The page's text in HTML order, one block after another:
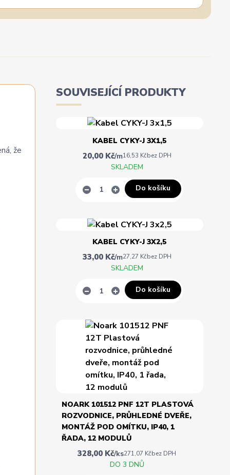
že
SOUVISEJÍCÍ PRODUKTY
KABEL CYKY-J 3X1,5
20,00 Kč/m16,53 Kčbez DPH
SKLADEM
Do košíku
KABEL CYKY-J 3X2,5
33,00 Kč/m27,27 Kčbez DPH
SKLADEM
Do košíku
NOARK 101512 PNF 12T PLASTOVÁ
ROZVODNICE, PRŮHLEDNÉ DVEŘE,
MONTÁŽ POD OMÍTKU, IP40, 1
ŘADA, 12 MODULŮ
328,00 Kč/ks271,07 Kčbez DPH
DO 3 DNŮ